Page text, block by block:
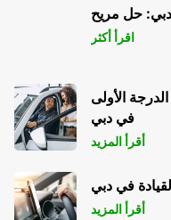
NICE - FRANCE
حل مريح
اقرأ أكثر
الأولى
في دبي
أقرأ المزيد
في دبي
أقرأ المزيد